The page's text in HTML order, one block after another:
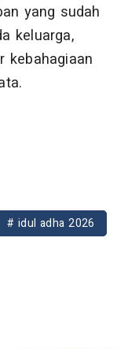
yang sudah
keluarga,
kebahagiaan
# idul adha 2026